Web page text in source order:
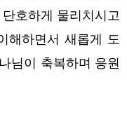
호하게 물리치시고
해하면서 새롭게 도
님이 축복하며 응원